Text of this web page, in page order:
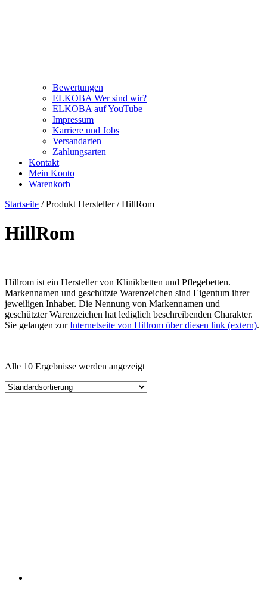
Bewertungen
ELKOBA Wer sind wir?
ELKOBA auf YouTube
Impressum
Karriere und Jobs
Versandarten
Zahlungsarten
Kontakt
Mein Konto
Warenkorb
Startseite / Produkt Hersteller / HillRom
HillRom
Hillrom ist ein Hersteller von Klinikbetten und Pflegebetten.
Markennamen und geschützte Warenzeichen sind Eigentum ihrer
jeweiligen Inhaber. Die Nennung von Markennamen und
geschützter Warenzeichen hat lediglich beschreibenden Charakter.
Sie gelangen zurInternetseite von Hillrom über diesen link (extern).
Lieferzeiten
Auf Lager
Ausgangsspannung
Alle 10 Ergebnisse werden angezeigt